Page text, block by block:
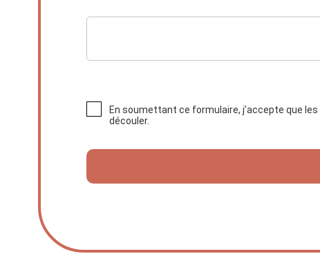
En soumettant ce formulaire, j’accepte que
découler.